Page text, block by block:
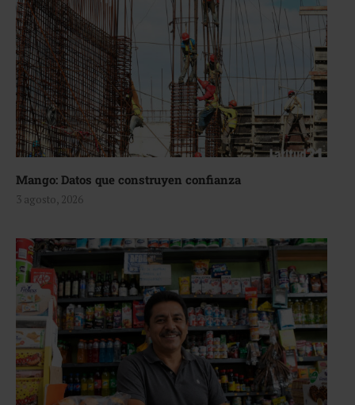
Mango: Datos que construyen confianza
3 agosto, 2026